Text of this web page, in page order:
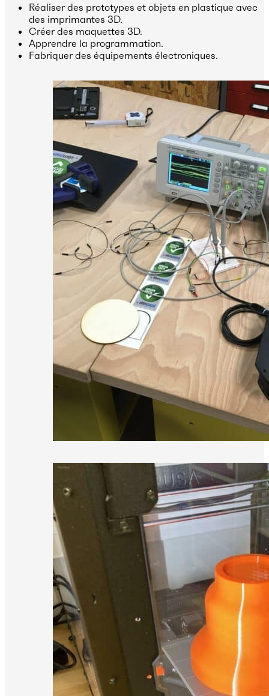
Réaliser des prototypes et objets en plastique avec
des imprimantes 3D.
Créer des maquettes 3D.
Apprendre la programmation.
Fabriquer des équipements électroniques.